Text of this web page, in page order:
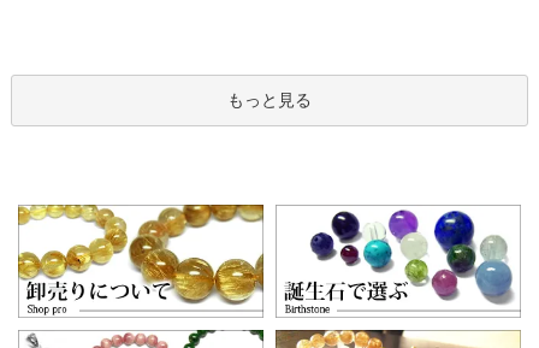
もっと見る